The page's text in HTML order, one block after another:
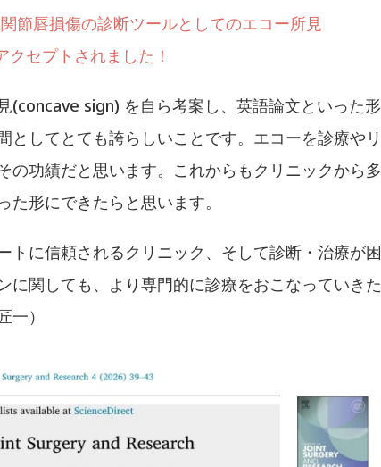
節唇損傷の診断ツールとしてのエコー所見
クセプトされました！
(concave sign) を自ら考案し、英語論文といった形
としてとても誇らしいことです。エコーを診療やリ
の功績だと思います。これからもクリニックから多
形にできたらと思います。
トに信頼されるクリニック、そして診断・治療が困
に関しても、より専門的に診療をおこなっていきた
）